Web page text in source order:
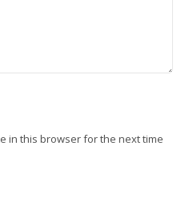
in this browser for the next time